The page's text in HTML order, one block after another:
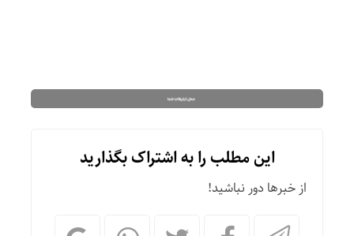
این مطلب را به اشتراک بگذارید
از خبرها دور نباشید!